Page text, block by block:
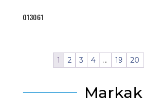
013061
1 2 3 4 … 19 20
Markak